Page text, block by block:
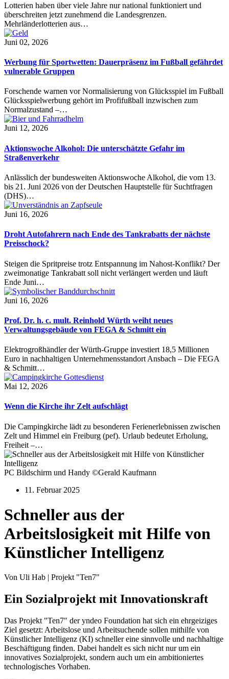
Lotterien haben über viele Jahre nur national funktioniert und
überschreiten jetzt zunehmend die Landesgrenzen.
Mehrländerlotterien aus…
Juni 02, 2026
Werbung für Sportwetten: Dauerpräsenz im Fußball gefährdet
vulnerable Gruppen
Forschende warnen vor Normalisierung von Glücksspiel im Fußball
Glücksspielwerbung gehört im Profifußball inzwischen zum
Normalzustand –…
Juni 12, 2026
Aktionswoche Alkohol: Die unterschätzte Gefahr im
Straßenverkehr
Anlässlich der bundesweiten Aktionswoche Alkohol, die vom 13.
bis 21. Juni 2026 von der Deutschen Hauptstelle für Suchtfragen
(DHS)…
Juni 16, 2026
Droht Autofahrern nach Ende des Tankrabatts der nächste
Preisschock?
Steigen die Spritpreise trotz Entspannung im Nahost-Konflikt? Der
zweimonatige Tankrabatt soll nicht verlängert werden und läuft
Ende Juni…
Juni 16, 2026
Prof. Dr. h. c. mult. Reinhold Würth weiht neues
Verwaltungsgebäude von FEGA & Schmitt ein
Elektrogroßhändler der Würth-Gruppe investiert 18,5 Millionen
Euro in nachhaltigen Unternehmensstandort Ansbach – Die FEGA
& Schmitt…
Mai 12, 2026
Wenn die Kirche ihr Zelt aufschlägt
Die Campingkirche lädt zu besonderen Ferienerlebnissen zwischen
Zelt und Himmel ein Freiburg (pef). Urlaub bedeutet Erholung,
Freiheit –…
PC Bildschirm und Handy ©Gerald Kaufmann
11. Februar 2025
Schneller aus der
Arbeitslosigkeit mit Hilfe von
Künstlicher Intelligenz
Von Uli Hab | Projekt "Ten7"
Ein Sozialprojekt mit Innovationskraft
Das Projekt "Ten7" der yndeo Foundation hat sich ein ehrgeiziges
Ziel gesetzt: Arbeitslose und Arbeitsuchende sollen mithilfe von
Künstlicher Intelligenz (KI) schneller eine sinnvolle und nachhaltige
Beschäftigung finden. Dabei handelt es sich nicht nur um ein
innovatives Sozialprojekt, sondern auch um ein ambitioniertes
technologisches Vorhaben.